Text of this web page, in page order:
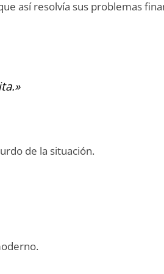
así resolvía sus problemas
de la situación.